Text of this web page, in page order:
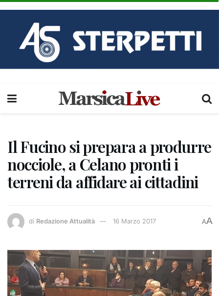
Il Fucino si prepara a produrre
nocciole, a Celano pronti i
terreni da affidare ai cittadini
di Redazione Attualità 16 Marzo 2017 AA